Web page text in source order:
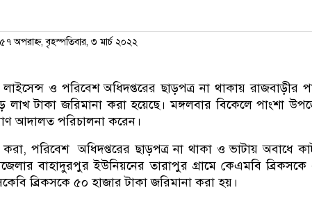
অপরাহ্ন, বৃহস্পতিবার, ৩ মার্চ ২০২২
ও পরিবেশ অধিদপ্তরের ছাড়পত্র না থাকায় রাজবাড়ীর
লাখ টাকা জরিমানা করা হয়েছে। মঙ্গলবার বিকেলে পাংশা
আদালত পরিচালনা করেন।
করা, পরিবেশ অধিদপ্তরের ছাড়পত্র না থাকা ও ভাটায় অবাধে
বাহাদুরপুর ইউনিয়নের তারাপুর গ্রামে কেএমবি
ব্রিকসকে ৫০ হাজার টাকা জরিমানা করা হয়।